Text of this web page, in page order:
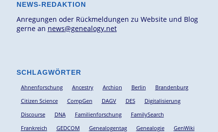
NEWS-REDAKTION
Anregungen oder Rückmeldungen zu Website und Blog
gerne an news@genealogy.net
SCHLAGWÖRTER
Ahnenforschung Ancestry Archion Berlin
Brandenburg
Citizen Science
CompGen DAGV DES
Digitalisierung
Discourse
DNA Familienforschung
FamilySearch
Frankreich
GEDCOM Genealogentag Genealogie
GenWiki